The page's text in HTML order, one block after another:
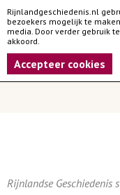
Rijnlandgeschiedenis.nl
bezoekers mogelijk te
media. Door verder gebruik
akkoord.
Accepteer cookies
Rijnlandse Geschiedenis